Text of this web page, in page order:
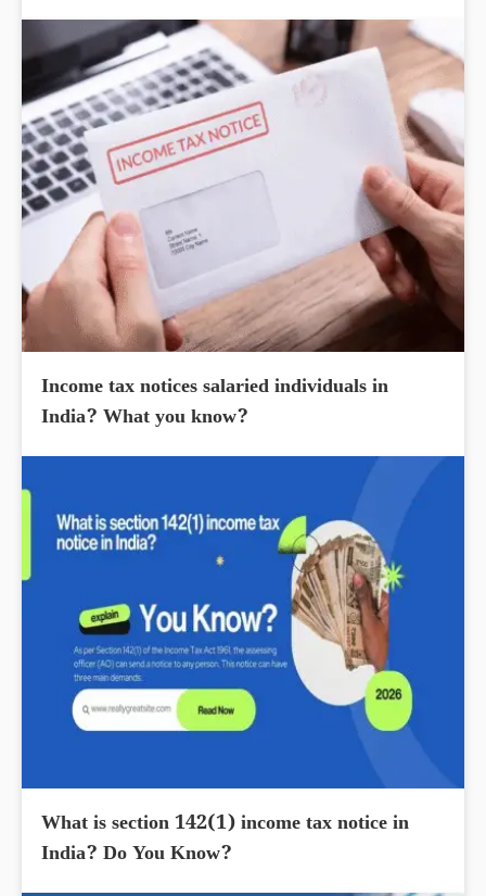
Income tax notices salaried individuals in
India? What you know?
What is section 142(1) income tax notice in
India? Do You Know?